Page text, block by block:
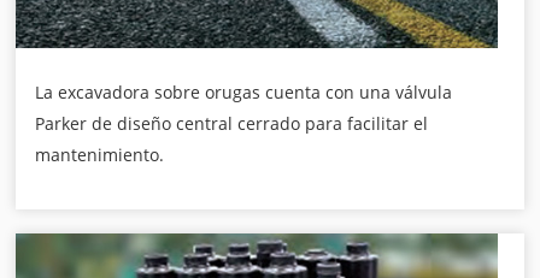
La excavadora sobre orugas cuenta con una válvula
Parker de diseño central cerrado para facilitar el
mantenimiento.